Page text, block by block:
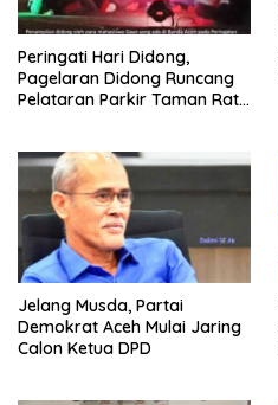
Peringati Hari Didong,
Pagelaran Didong Runcang
Pelataran Parkir Taman Ratu
Jelang Musda, Partai
Demokrat Aceh Mulai Jaring
Calon Ketua DPD